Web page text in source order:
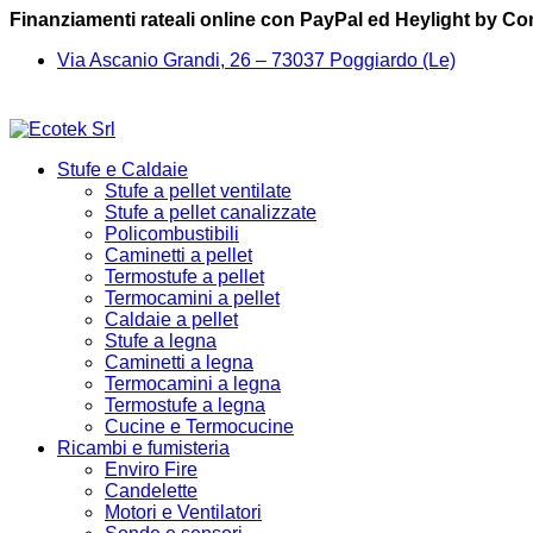
Finanziamenti rateali online con PayPal ed Heylight by
Via Ascanio Grandi, 26 – 73037 Poggiardo (Le)
Stufe e Caldaie
Stufe a pellet ventilate
Stufe a pellet canalizzate
Policombustibili
Caminetti a pellet
Termostufe a pellet
Termocamini a pellet
Caldaie a pellet
Stufe a legna
Caminetti a legna
Termocamini a legna
Termostufe a legna
Cucine e Termocucine
Ricambi e fumisteria
Enviro Fire
Candelette
Motori e Ventilatori